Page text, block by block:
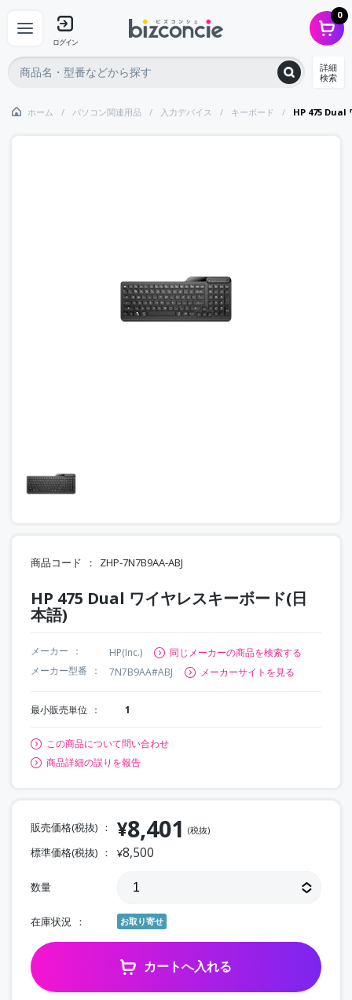
ログイン
0
詳細
検索
ホーム パソコン関連用品 入力デバイス キーボード HP 475 Dual
商品コード ZHP-7N7B9AA-ABJ
HP 475 Dual ワイヤレスキーボード(日
本語)
メーカー HP(Inc.)
同じメーカーの商品を検索する
メーカー型番
7N7B9AA#ABJ メーカーサイトを見る
最小販売単位 1
この商品について問い合わせ
商品詳細の誤りを報告
販売価格(税抜) ¥8,401 (税抜)
標準価格(税抜) ¥8,500
数量
在庫状況 お取り寄せ
カートへ入れる